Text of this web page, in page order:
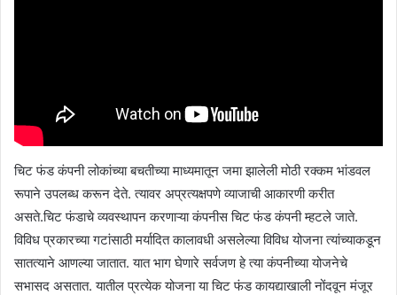
चिट फंड कंपनी लोकांच्या बचतीच्या माध्यमातून जमा झालेली मोठी रक्कम भांडवल
रूपाने उपलब्ध करून देते. त्यावर अप्रत्यक्षपणे व्याजाची आकारणी करीत
असते.चिट फंडाचे व्यवस्थापन करणाऱ्या कंपनीस चिट फंड कंपनी म्हटले जाते.
विविध प्रकारच्या गटांसाठी मर्यादित कालावधी असलेल्या विविध योजना त्यांच्याकडून
सातत्याने आणल्या जातात. यात भाग घेणारे सर्वजण हे त्या कंपनीच्या योजनेचे
सभासद असतात. यातील प्रत्येक योजना या चिट फंड कायद्याखाली नोंदवून मंजूर